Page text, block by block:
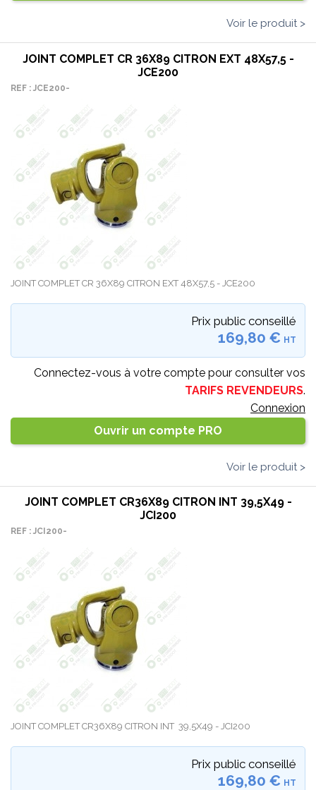
Voir le produit >
JOINT COMPLET CR 36X89 CITRON EXT 48X57,5 -
JCE200
REF : JCE200-
JOINT COMPLET CR 36X89 CITRON EXT 48X57,5 - JCE200
Prix public conseillé
169,80 € HT
Connectez-vous à votre compte pour consulter vos
TARIFS REVENDEURS.
Connexion
Ouvrir un compte PRO
Voir le produit >
JOINT COMPLET CR36X89 CITRON INT 39,5X49 -
JCI200
REF : JCI200-
JOINT COMPLET CR36X89 CITRON INT 39,5X49 - JCI200
Prix public conseillé
169,80 € HT